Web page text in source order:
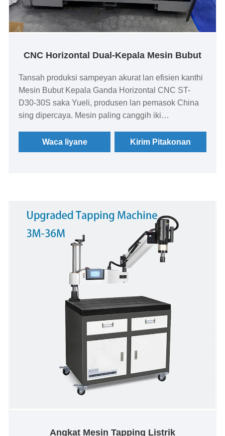
CNC Horizontal Dual-Kepala Mesin Bubut
Tansah produksi sampeyan akurat lan efisien kanthi
Mesin Bubut Kepala Ganda Horizontal CNC ST-
D30-30S saka Yueli, produsen lan pemasok China
sing dipercaya. Mesin paling canggih iki
pangguna-loropaken sing dhuwur, menehi produsen
solusi sing kuat kanggo ngowahi, ngebor, lan nutul
terpadu.
Waca liyane Kirim Pitakonan
Angkat Mesin Tapping Listrik